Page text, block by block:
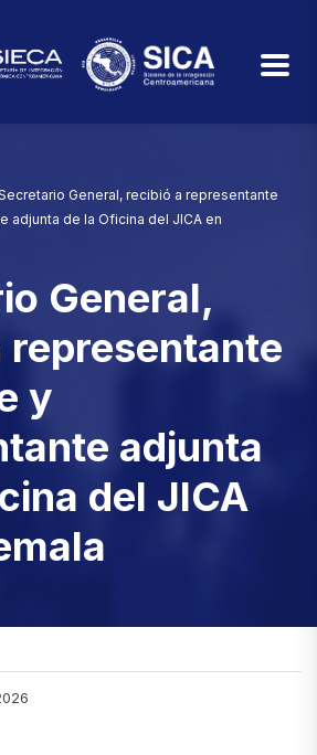
General, recibió a representante
adjunta de la Oficina del JICA en
General,
representante
y
adjunta
del JICA